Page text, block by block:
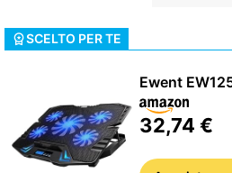
SCELTO PER TE
Ewent
32,74 €